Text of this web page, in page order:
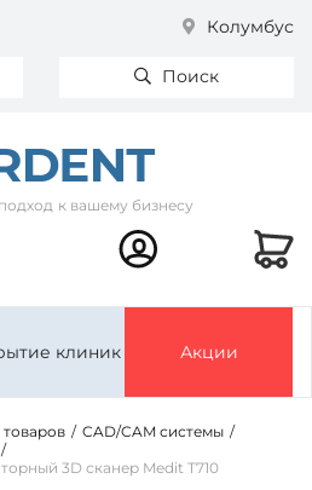
Колумбус
Поиск
к вашему бизнесу
клиник Акции
товаров / CAD/CAM системы /
/
3D сканер Medit T710